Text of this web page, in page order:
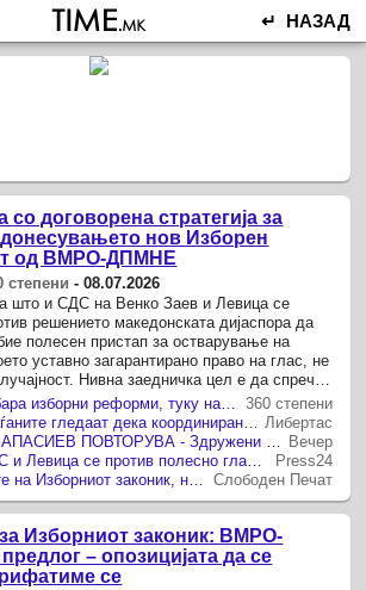
↵ НАЗАД
договорена стратегија за
нов Изборен
од ВМРО-ДПМНЕ
степени -08.07.2026
што и СДС на Венко Заев и Левица се
решението македонската дијаспора да
полесен пристап за остварување на
уставно загарантирано право на глас, не
Нивна заедничка цел е да спречат
на демократското право на глас за
...
360 степени
Либертас
Вечер
Press24
Слободен Печат
Изборниот законик: ВМРО-
– опозицијата да се
се